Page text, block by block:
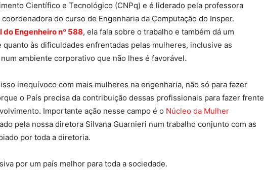
Científico e Tecnológico (CNPq) e é liderado pela professora
do curso de Engenharia da Computação do Insper.
do Engenheironº 588, ela fala sobre o trabalho e também dá um
às dificuldades enfrentadas pelas mulheres, inclusive as
ambiente corporativo que não lhes é favorável.
inequívoco com mais mulheres na engenharia, não só para fazer
o País precisa da contribuição dessas profissionais para fazer frente
Importante ação nesse campo é o Núcleo da Mulher
pela nossa diretora Silvana Guarnieri num trabalho conjunto com as
por toda a diretoria.
por um país melhor para toda a sociedade.